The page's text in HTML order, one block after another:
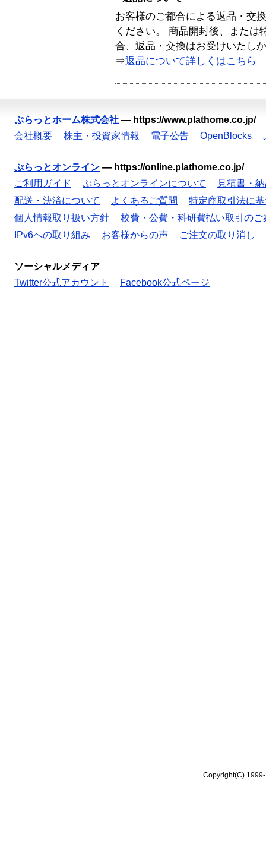
お客様のご都合による返品・交
ください。 商品開封後、または
合、返品・交換はお受けいたし
⇒返品について詳しくはこちら
ぷらっとホーム株式会社 — https://www.plathome.co.jp/
会社概要
株主・投資家情報 電子公告 OpenBlocks
ぷらっとオンライン — https://online.plathome.co.jp/
ご利用ガイド
ぷらっとオンラインについて
見積書・
配送・決済について
よくあるご質問
特定商取引法に
個人情報取り扱い方針
校費・公費・科研費払い取引のご
IPv6への取り組み
お客様からの声 ご注文の取り消し
ソーシャルメディア
Twitter公式アカウント
Facebook公式ページ
Copyright(C)